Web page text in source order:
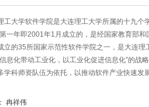
工大学软件学院是大连理工大学所属的十九个
一年即2001年1月成立的，是经国家教育部和
立的35所国家示范性软件学院之一，是大连理
息化带动工业化，以工业化促进信息化”的战
学科师资队伍为依托，以推动软件产业快速发
冉祥伟